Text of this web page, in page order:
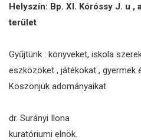
Helyszín: Bp. XI. Kóróssy J. u
terület
Gyűjtünk : könyveket, iskola
eszközöket , játékokat , gyermek
Köszönjük adományaikat
dr. Surányi Ilona
kuratóriumi elnök.